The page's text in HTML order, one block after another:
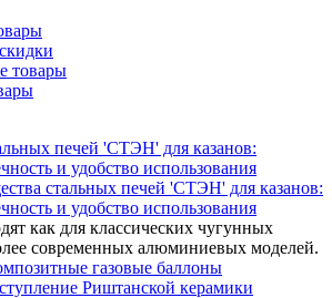
товары
стальных печей 'СТЭН' для казанов:
и удобство использования
как для классических чугунных
современных алюминиевых моделей.
газовые баллоны
Риштанской керамики